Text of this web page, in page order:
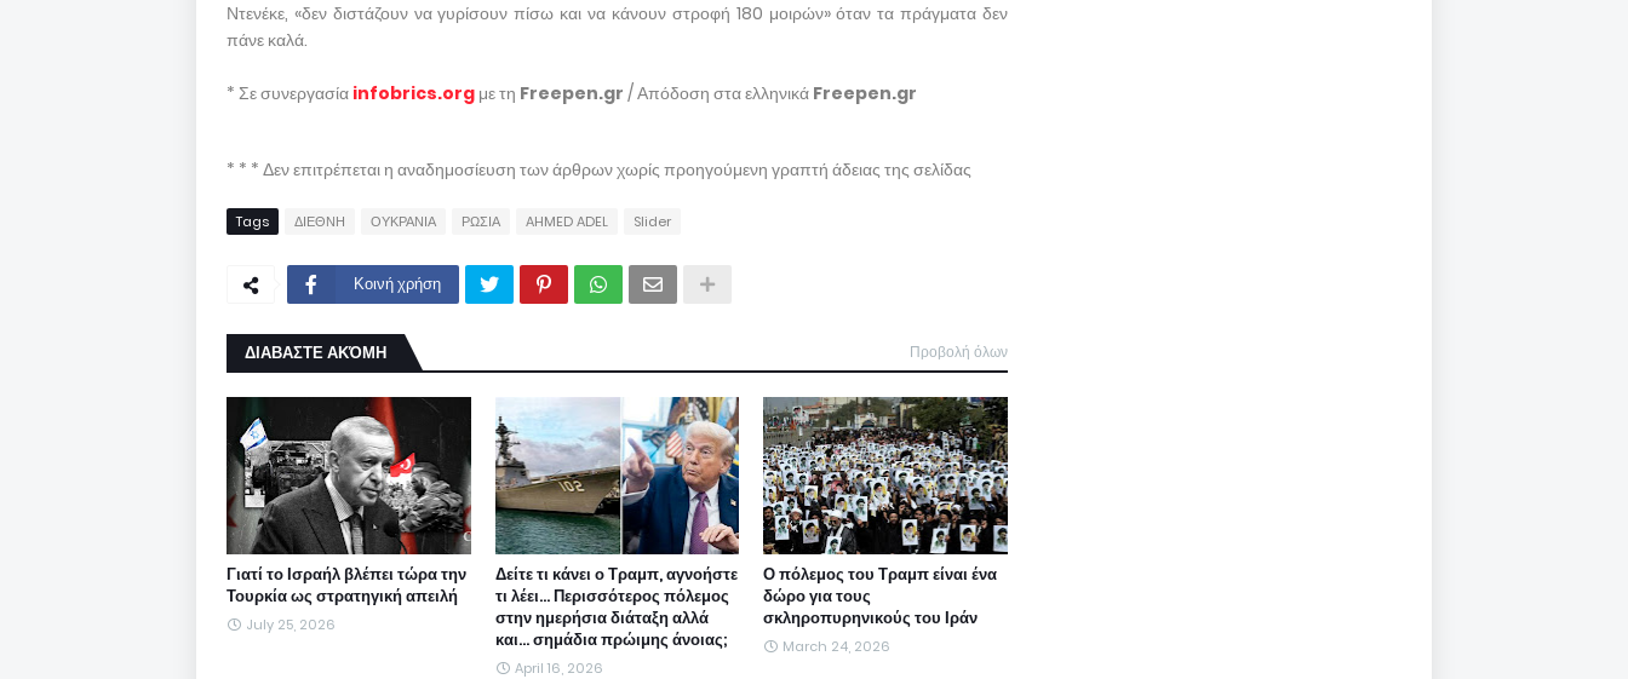
Ντενέκε, «δεν διστάζουν να γυρίσουν πίσω και να κάνουν στροφή 180 μοιρών» όταν τα πράγματα δεν
πάνε καλά.
* Σε συνεργασία infobrics.org με τη Freepen.gr / Απόδοση στα ελληνικά Freepen.gr
* * * Δεν επιτρέπεται η αναδημοσίευση των άρθρων χωρίς προηγούμενη γραπτή άδειας της σελίδας
Tags ΔΙΕΘΝΗ ΟΥΚΡΑΝΙΑ ΡΩΣΙΑ AHMED ADEL Slider
Κοινή χρήση
ΔΙΑΒΑΣΤΕ ΑΚΌΜΗ Προβολή όλων
Γιατί το Ισραήλ βλέπει τώρα την
Τουρκία ως στρατηγική απειλή
July 25, 2026
Δείτε τι κάνει ο Τραμπ, αγνοήστε
τι λέει... Περισσότερος πόλεμος
στην ημερήσια διάταξη αλλά
και... σημάδια πρώιμης άνοιας;
April 16, 2026
Ο πόλεμος του Τραμπ είναι ένα
δώρο για τους
σκληροπυρηνικούς του Ιράν
March 24, 2026